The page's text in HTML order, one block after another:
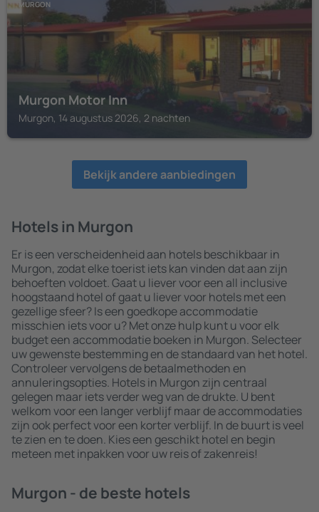
MURGON
Murgon Motor Inn
Murgon, 14 augustus 2026, 2 nachten
Bekijk andere aanbiedingen
Hotels in Murgon
Er is een verscheidenheid aan hotels beschikbaar in
Murgon, zodat elke toerist iets kan vinden dat aan zijn
behoeften voldoet. Gaat u liever voor een all inclusive
hoogstaand hotel of gaat u liever voor hotels met een
gezellige sfeer? Is een goedkope accommodatie
misschien iets voor u? Met onze hulp kunt u voor elk
budget een accommodatie boeken in Murgon. Selecteer
uw gewenste bestemming en de standaard van het hotel.
Controleer vervolgens de betaalmethoden en
annuleringsopties. Hotels in Murgon zijn centraal
gelegen maar iets verder weg van de drukte. U bent
welkom voor een langer verblijf maar de accommodaties
zijn ook perfect voor een korter verblijf. In de buurt is veel
te zien en te doen. Kies een geschikt hotel en begin
meteen met inpakken voor uw reis of zakenreis!
Murgon - de beste hotels